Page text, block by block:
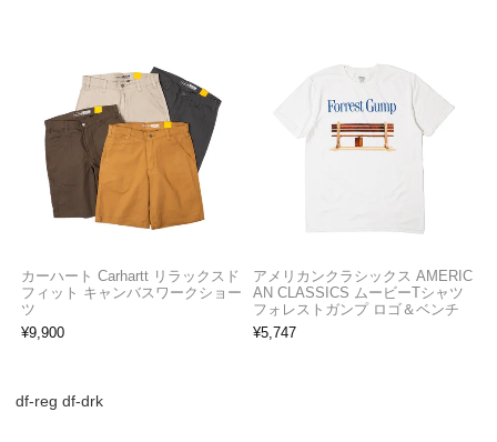
カーハート Carhartt リラックスド
フィット キャンバスワークショー
ツ
¥9,900
アメリカンクラシックス AMERIC
AN CLASSICS ムービーTシャツ
フォレストガンプ ロゴ＆ベンチ
¥5,747
df-reg df-drk